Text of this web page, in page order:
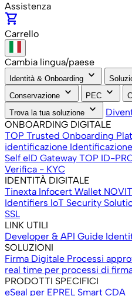
Assistenza
shopping_cart
Carrello
Cambia lingua/paese
Identità & Onboarding keyboard_arrow_down
Conservazione keyboard_arrow_down PEC keyboard_arrow_down
Trova la tua soluzione keyboard_arrow_down
ONBOARDING DIGITALE
TOP Trusted Onboarding
identificazione
Self elD Gateway TOP ID-
Verifica - KYC
IDENTITÀ DIGITALE
Tinexta Infocert Wallet
Identifiers loT Security
SSL
LINK UTILI
Developer & API Guide
SOLUZIONI
Firma Digitale Processi
real time per processi di
PRODOTTI SPECIFICI
eSeal per EPREL Smart CDA